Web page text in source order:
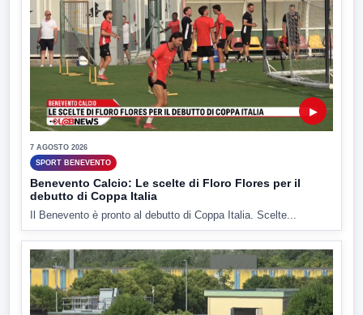
▶
7 AGOSTO 2026
SPORT BENEVENTO
Benevento Calcio: Le scelte di Floro Flores per il
debutto di Coppa Italia
Il Benevento è pronto al debutto di Coppa Italia. Scelte...